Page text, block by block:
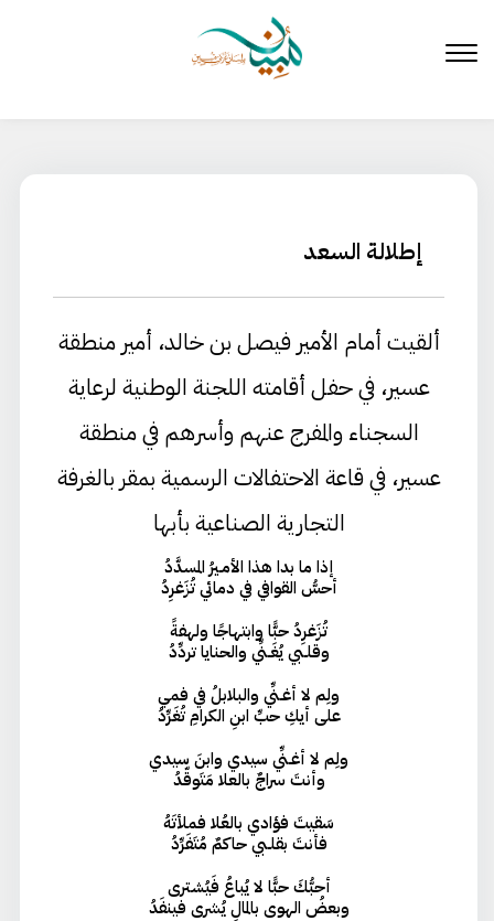
المحتوى
إطلالة السعد
ألقيت أمام الأمير فيصل بن خالد، أمير منطقة
عسير، في حفل أقامته اللجنة الوطنية لرعاية
السجناء والمفرج عنهم وأسرهم في منطقة
عسير، في قاعة الاحتفالات الرسمية بمقر بالغرفة
التجارية الصناعية بأبها
إذا ما بدا هذا الأمـيرُ المسدَّدُ
أحسُّ القوافي في دمائي تُزَغرِدُ
تُزَغرِدُ حبًّا وابتهاجًا ولهفةً
وقلـبي يُغَـنِّي والحنايا تردِّدُ
ولِم لا أغـنِّي والبلابلُ في فمي
على أيكِ حبِّ ابنِ الكرامِ تُغَرِّدُ
ولِم لا أغـنِّي سيدي وابنَ سيدي
وأنتَ سراجٌ بالعلا مَتَوقّدُ
سَقيتَ فؤادي بالعُلا فملأتَهُ
فأنتَ بقلـبي حاكمٌ مُتَفَرِّدُ
أحبُّكَ حبًّا لا يُباعُ فَيُشترى
وبعضُ الهوى بالمالِ يُشرى فينفَدُ